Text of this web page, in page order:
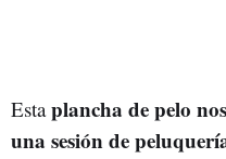
Estaplancha de pelo
una sesión de